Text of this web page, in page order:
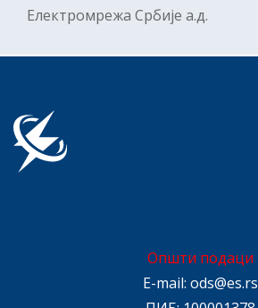
Електромрежa Србије а.д.
Општи подаци
E-mail: ods@es.rs